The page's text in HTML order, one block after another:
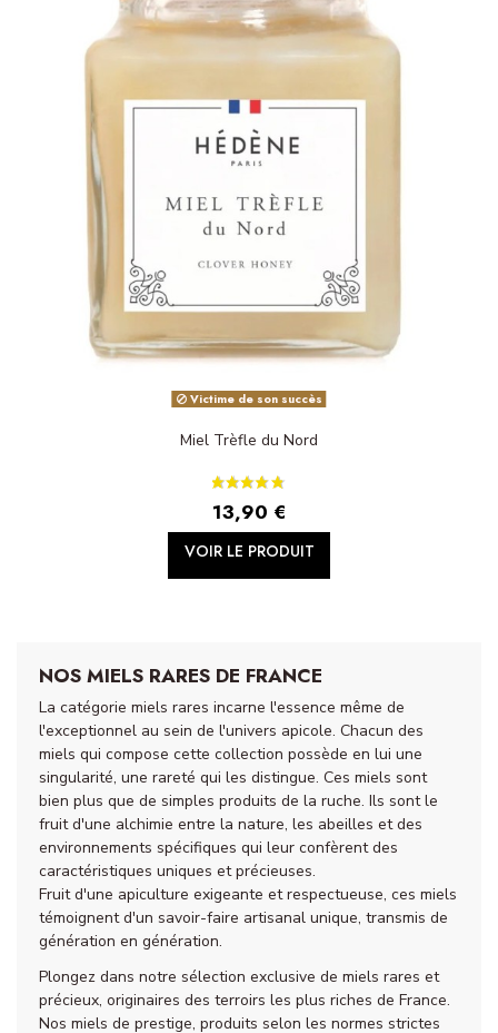
Victime de son succès
Miel Trèfle du Nord
13,90 €
VOIR LE PRODUIT
NOS MIELS RARES DE FRANCE
La catégorie miels rares incarne l'essence même de
l'exceptionnel au sein de l'univers apicole. Chacun des
miels qui compose cette collection possède en lui une
singularité, une rareté qui les distingue. Ces miels sont
bien plus que de simples produits de la ruche. Ils sont le
fruit d'une alchimie entre la nature, les abeilles et des
environnements spécifiques qui leur confèrent des
caractéristiques uniques et précieuses.
Fruit d'une apiculture exigeante et respectueuse, ces miels
témoignent d'un savoir-faire artisanal unique, transmis de
génération en génération.
Plongez dans notre sélection exclusive de miels rares et
précieux, originaires des terroirs les plus riches de France.
Nos miels de prestige, produits selon les normes strictes